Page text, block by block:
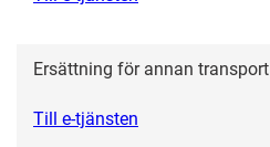
Ersättning för annan transport
Till e-tjänsten